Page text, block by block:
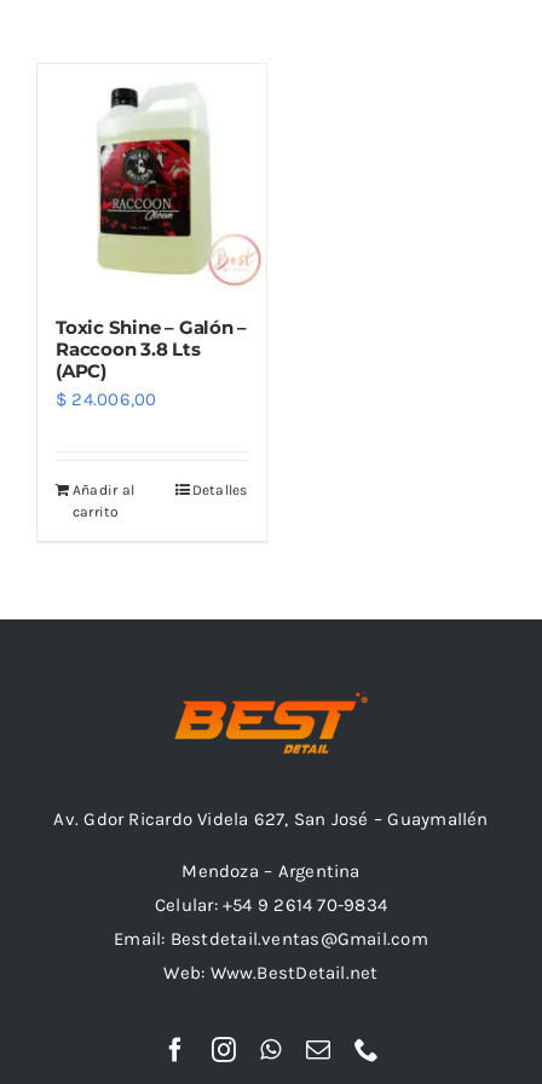
Combos
Mayorista
Marcas
Toxic Shine – Galón –
Raccoon 3.8 Lts
(APC)
$ 24.006,00
Añadir al
carrito
Detalles
Av. Gdor Ricardo Videla 627, San José – Guaymallén
Mendoza – Argentina
Celular: +54 9 2614 70-9834
Email: Bestdetail.ventas@Gmail.com
Web: Www.BestDetail.net